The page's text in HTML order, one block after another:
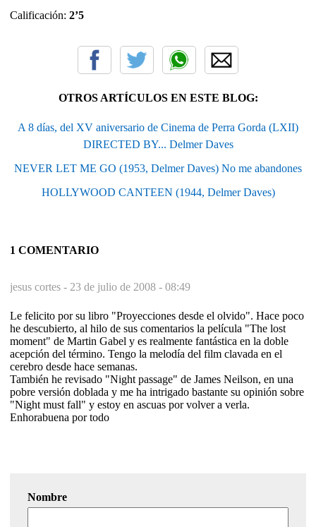
Calificación: 2’5
OTROS ARTÍCULOS EN ESTE BLOG:
A 8 días, del XV aniversario de Cinema de Perra Gorda (LXII)
DIRECTED BY... Delmer Daves
NEVER LET ME GO (1953, Delmer Daves) No me abandones
HOLLYWOOD CANTEEN (1944, Delmer Daves)
1 COMENTARIO
jesus cortes - 23 de julio de 2008 - 08:49
Le felicito por su libro "Proyecciones desde el olvido". Hace poco
he descubierto, al hilo de sus comentarios la película "The lost
moment" de Martin Gabel y es realmente fantástica en la doble
acepción del término. Tengo la melodía del film clavada en el
cerebro desde hace semanas.
También he revisado "Night passage" de James Neilson, en una
pobre versión doblada y me ha intrigado bastante su opinión sobre
"Night must fall" y estoy en ascuas por volver a verla.
Enhorabuena por todo
Nombre